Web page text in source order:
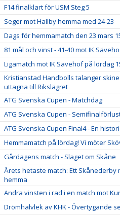
F14 finalklart för USM Steg 5
Seger mot Hallby hemma med 24-23
Dags för hemmamatch den 23 mars
81 mål och vinst - 41-40 mot IK
Ligamatch mot IK Sävehof på lördag
Kristianstad Handbolls talanger
uttagna till Rikslägret
ATG Svenska Cupen - Matchdag
ATG Svenska Cupen -
ATG Svenska Cupen Final4 - En
Hemmamatch på lördag! Vi möter
Gårdagens match - Slaget om Skåne
Årets hetaste match: Ett Skånederby
hemma
Andra vinsten i rad i en match mot
Drömhalvlek av KHK - Övertygande